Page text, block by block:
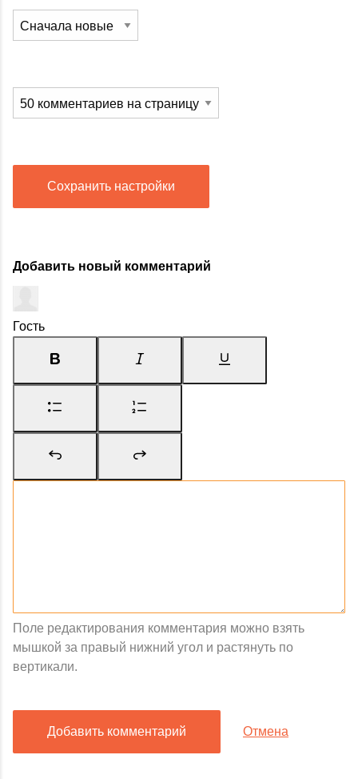
Сохранить настройки
Добавить новый комментарий
Гость
Поле редактирования комментария можно взять
мышкой за правый нижний угол и растянуть по
вертикали.
Добавить комментарий Отмена